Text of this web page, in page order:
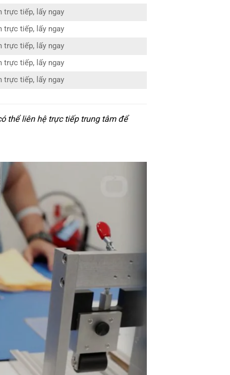
trực tiếp, lấy ngay
trực tiếp, lấy ngay
trực tiếp, lấy ngay
trực tiếp, lấy ngay
trực tiếp, lấy ngay
thể liên hệ trực tiếp trung tâm để